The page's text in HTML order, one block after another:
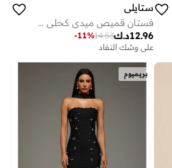
ستايلي
فستان قميص ميدي كحلي مخطط
د.ك12.96
14.53
-11%
على وشك النفاد
بريميوم